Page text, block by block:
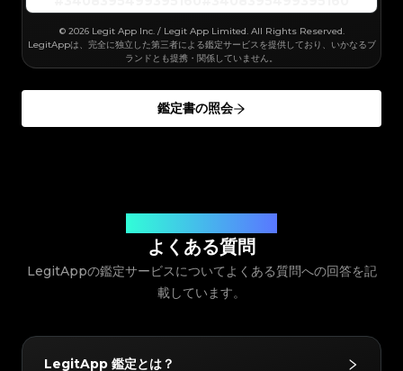
#3066123689299189#3066123689299189
#3066123689299189#3066123689299189
#3066123689299189#3066123689299189
#3066123689299189#3066123689299189
#3066123689299189#3066123689299189
#3066123689299189#3066123689299189
#3066123689299189 #3066123689299189
#3066123689299189#3066123689299189
#3066123689299189#3066123689299189
#3066123689299189
#3066123689299189#3066123689299189
#3066123689299189#3066123689299189
#3066123689299189#3066123689299189
#3066123689299189#3066123689299189
#3066123689299189#3066123689299189
#3066123689299189#3066123689299189
#3066123689299189#3066123689299189
#3066123689299189#3066123689299189
#3066123689299189#3066123689299189
#3066123689299189#3066123689299189
#3066123689299189#3066123689299189
#3066123689299189
#3066123689299189
#3066123689299189 #3066123689299189
#3066123689299189#3066123689299189
#3066123689299189
#3408395499395160#3408395499395160
#3408395499395160#3408395499395160
#3408395499395160#3408395499395160
#3408395499395160
#3408395499395160
#3408395499395160#3408395499395160
#3408395499395160 #3408395499395160
#3408395499395160 #3408395499395160
#3408395499395160#3408395499395160
#3408395499395160#3408395499395160
#3408395499395160#3408395499395160
#3408395499395160#3408395499395160
#3408395499395160#3408395499395160
#3408395499395160#3408395499395160
#3408395499395160#3408395499395160
#3408395499395160#3408395499395160
#3408395499395160#3408395499395160
#3408395499395160#3408395499395160
#3408395499395160#3408395499395160
#3408395499395160#3408395499395160
#3408395499395160#3408395499395160
#3408395499395160#3408395499395160
#3408395499395160 #3408395499395160
#3408395499395160
© 2026 Legit App Inc. / Legit App Limited. All Rights Reserved.
LegitAppは、完全に独立した第三者による鑑定サービスを提供しており、いかなるブ
ランドとも提携・関係していません。
鑑定書の照会
よくある質問
LegitAppの鑑定サービスについてよくある質問への回答を記
載しています。
LegitApp 鑑定とは？